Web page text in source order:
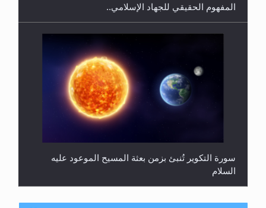
المفهوم الحقيقي للجهاد الإسلامي..
سورة التكوير تُنبئ بزمن بعثة المسيح الموعود عليه
السلام